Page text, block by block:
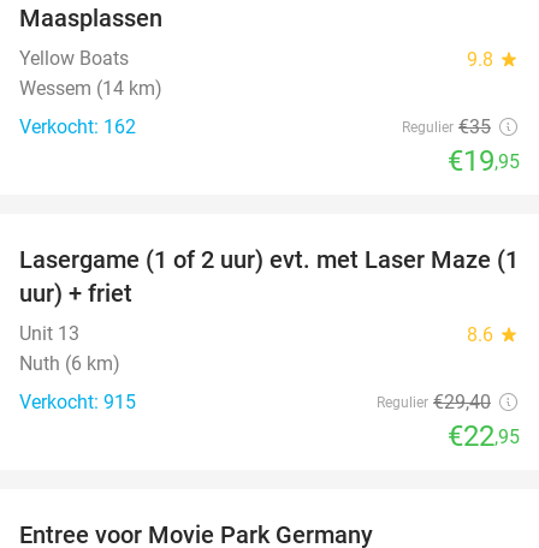
Maasplassen
Yellow Boats 9.8 star
Wessem (14 km)
Verkocht: 162
Regulier €35
€19,95
22%
Lasergame (1 of 2 uur) evt. met Laser Maze (1
uur) + friet
Unit 13 8.6 star
Nuth (6 km)
Verkocht: 915
Regulier €29,40
€22,95
Entree voor Movie Park Germany